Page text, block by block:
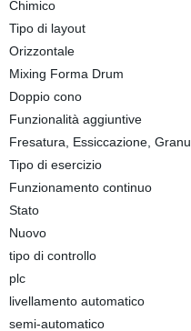
Chimico
Tipo di layout
Orizzontale
Mixing Forma Drum
Doppio cono
Funzionalità aggiuntive
Fresatura, Essiccazione,
Tipo di esercizio
Funzionamento continuo
Stato
Nuovo
tipo di controllo
plc
livellamento automatico
semi-automatico